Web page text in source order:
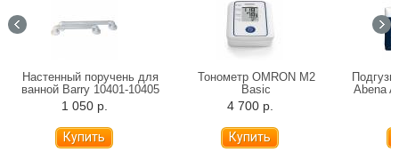
Настенный поручень для
ванной Barry 10401-10405
(31-81 см)
1 050 р.
Тонометр OMRON M2
Basic
4 700 р.
Abena